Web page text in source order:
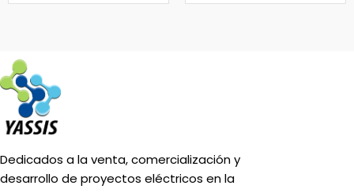
Dedicados a la venta, comercialización y
desarrollo de proyectos eléctricos en la